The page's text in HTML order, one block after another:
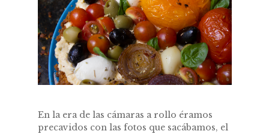
En la era de las cámaras a rollo éramos
precavidos con las fotos que sacábamos, el